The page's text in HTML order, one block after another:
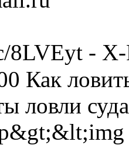
8LVEyt -
Как
ловли